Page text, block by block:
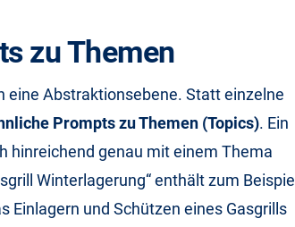
zu Themen
eine Abstraktionsebene. Statt einzelne
Prompts zu Themen (Topics). Ein
hinreichend genau mit einem Thema
Winterlagerung“ enthält zum Beispiel
Einlagern und Schützen eines Gasgrills